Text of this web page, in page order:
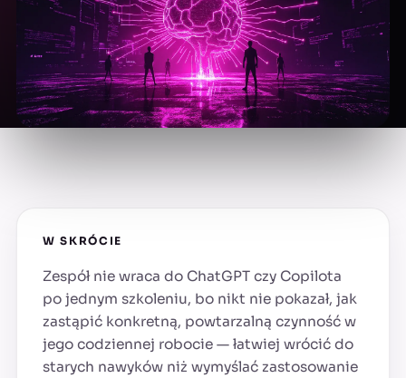
W SKRÓCIE
Zespół nie wraca do ChatGPT czy Copilota
po jednym szkoleniu, bo nikt nie pokazał, jak
zastąpić konkretną, powtarzalną czynność w
jego codziennej robocie — łatwiej wrócić do
starych nawyków niż wymyślać zastosowanie